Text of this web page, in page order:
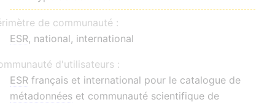
de communauté :
ESR, national, international
d'utilisateurs :
ESR français et international pour le catalogue de
métadonnées et communauté scientifique de